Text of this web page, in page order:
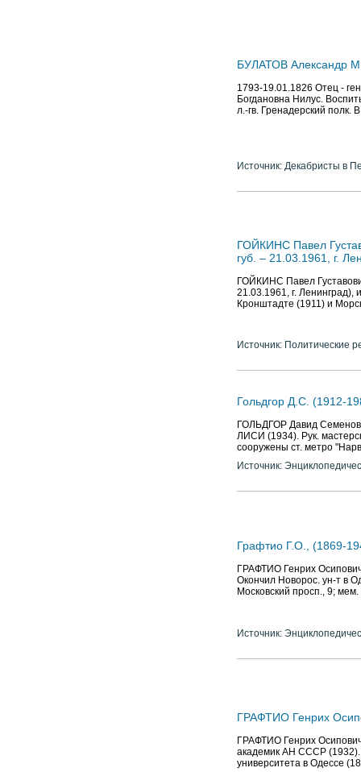
БУЛАТОВ Александр
1793-19.01.1826 Отец -
Богдановна Нилус.
л.-гв. Гренадерский полк.
Источник: Декабристы в
ГОЙКИНС Павел
губ. – 21.03.1961, г.
ГОЙКИНС Павел
21.03.1961, г.
Кронштадте (1911) и
Источник: Политические
Гольдгор Д.С. (1912-
ГОЛЬДГОР Давид
ЛИСИ (1934). Рук.
сооружены ст. метро
Источник:
Графтио Г.О., (1869-
ГРАФТИО Генрих
Окончил Новорос. ун-т в
Московский просп., 9;
Источник:
ГРАФТИО Генрих
ГРАФТИО Генрих
академик АН СССР (1932).
университета в Одессе